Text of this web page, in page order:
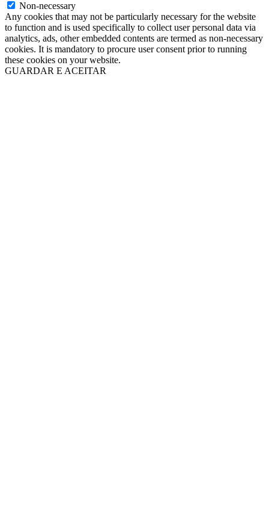
Non-necessary
Any cookies that may not be particularly necessary for the website
to function and is used specifically to collect user personal data via
analytics, ads, other embedded contents are termed as non-necessary
cookies. It is mandatory to procure user consent prior to running
these cookies on your website.
GUARDAR E ACEITAR